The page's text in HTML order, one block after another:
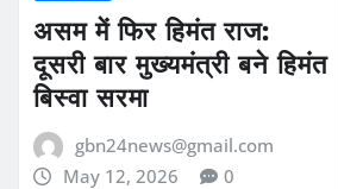
असम में फिर हिमंत राज:
दूसरी बार मुख्यमंत्री बने हिमंत
बिस्वा सरमा
gbn24news@gmail.com
May 12, 2026
0